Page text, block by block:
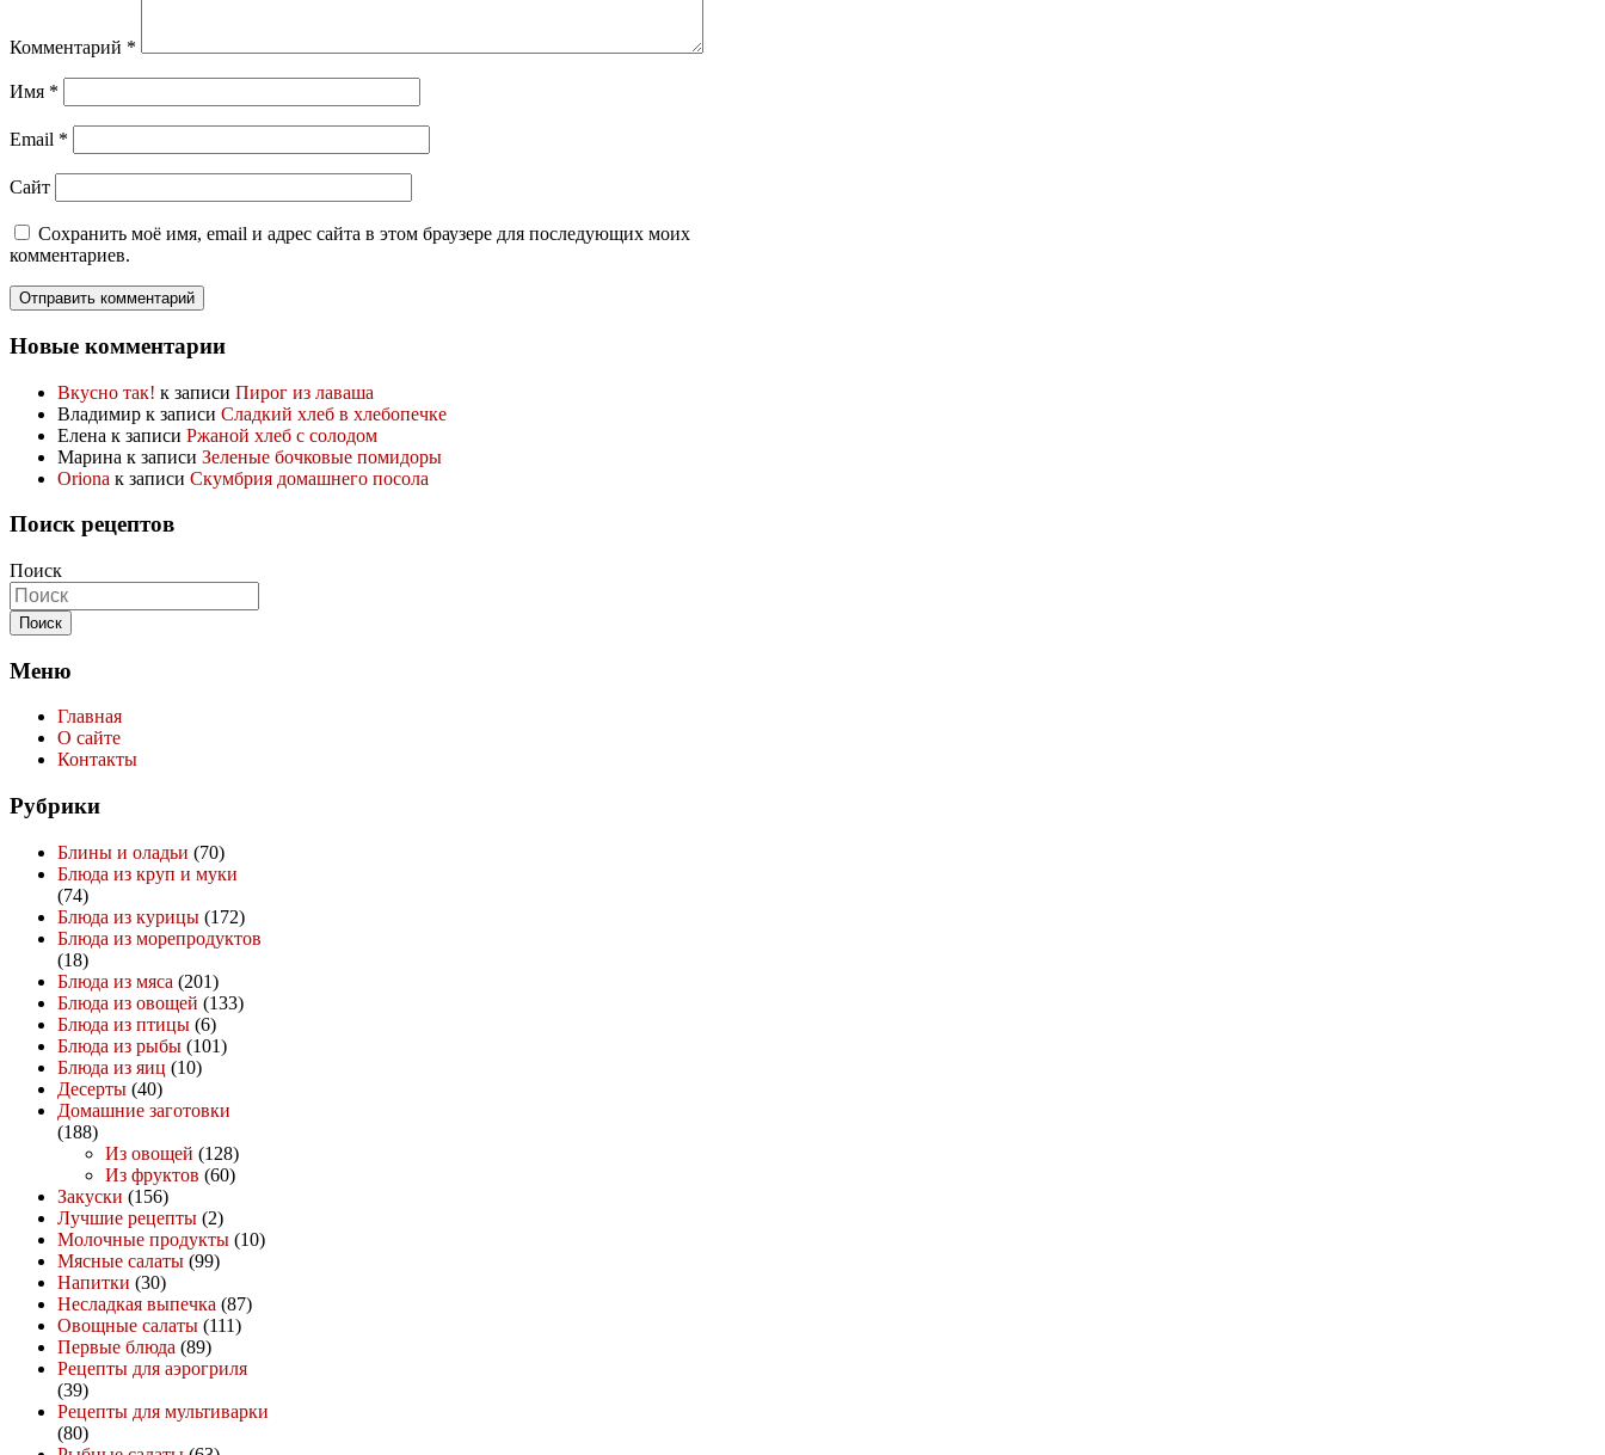
Комментарий *
Имя *
Email *
Сайт
Сохранить моё имя, email и адрес сайта в этом браузере для последующих моих
комментариев.
Новые комментарии
Вкусно так! к записи Пирог из лаваша
Владимир к записи Сладкий хлеб в хлебопечке
Елена к записи Ржаной хлеб с солодом
Марина к записи Зеленые бочковые помидоры
Oriona к записи Скумбрия домашнего посола
Поиск рецептов
Поиск
Меню
Главная
О сайте
Контакты
Рубрики
Блины и оладьи (70)
Блюда из круп и муки
(74)
Блюда из курицы (172)
Блюда из морепродуктов
(18)
Блюда из мяса (201)
Блюда из овощей (133)
Блюда из птицы (6)
Блюда из рыбы (101)
Блюда из яиц (10)
Десерты (40)
Домашние заготовки
(188)
Из овощей (128)
Из фруктов (60)
Закуски (156)
Лучшие рецепты (2)
Молочные продукты (10)
Мясные салаты (99)
Напитки (30)
Несладкая выпечка (87)
Овощные салаты (111)
Первые блюда (89)
Рецепты для аэрогриля
(39)
Рецепты для мультиварки
(80)